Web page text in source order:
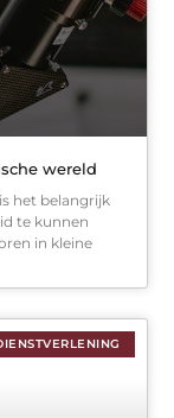
wereld
het belangrijk
te kunnen
in kleine